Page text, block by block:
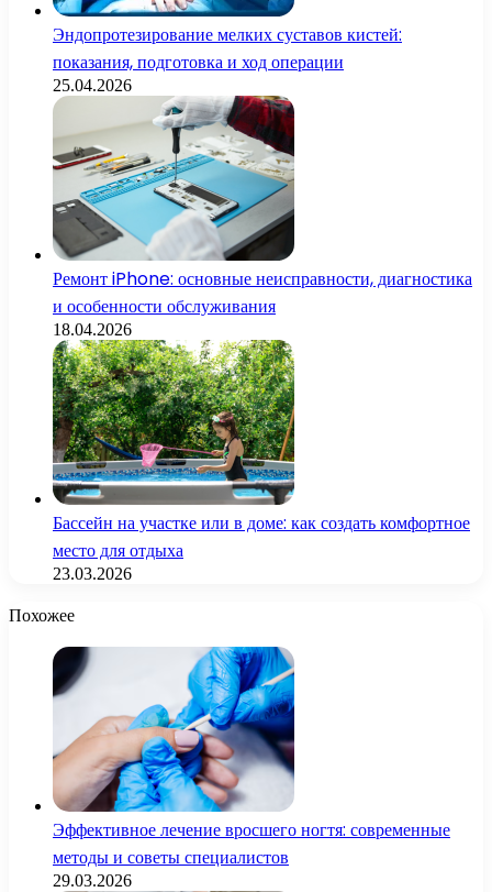
Эндопротезирование мелких суставов кистей:
показания, подготовка и ход операции
25.04.2026
Ремонт iPhone: основные неисправности, диагностика
и особенности обслуживания
18.04.2026
Бассейн на участке или в доме: как создать комфортное
место для отдыха
23.03.2026
Похожее
Эффективное лечение вросшего ногтя: современные
методы и советы специалистов
29.03.2026